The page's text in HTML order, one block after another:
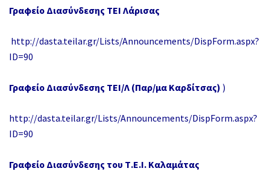
Γραφείο Διασύνδεσης ΤΕΙ Λάρισας
http://dasta.teilar.gr/Lists/Announcements/DispForm.aspx?
ID=90
Γραφείο Διασύνδεσης ΤΕΙ/Λ (Παρ/μα Καρδίτσας) )
http://dasta.teilar.gr/Lists/Announcements/DispForm.aspx?
ID=90
Γραφείο Διασύνδεσης του Τ.Ε.Ι. Καλαμάτας